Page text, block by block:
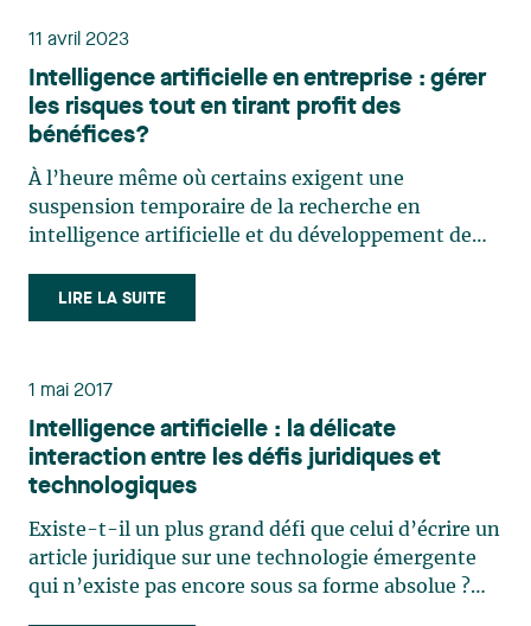
11 avril 2023
Intelligence artificielle en entreprise : gérer
les risques tout en tirant profit des
bénéfices?
À l’heure même où certains exigent une
suspension temporaire de la recherche en
intelligence artificielle et du développement de
remettre le génie dans la bouteille, on peut se
demander quel sera l’effet des technologies
LIRE LA SUITE
1 mai 2017
Intelligence artificielle : la délicate
interaction entre les défis juridiques et
technologiques
Existe-t-il un plus grand défi que celui d’écrire un
article juridique sur une technologie émergente
qui n’existe pas encore sous sa forme absolue ?